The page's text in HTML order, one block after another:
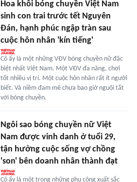
Hoa khôi bóng chuyền Việt Nam
sinh con trai trước tết Nguyên
Đán, hạnh phúc ngập tràn sau
cuộc hôn nhân 'kín tiếng'
Cô ấy là một những VĐV bóng chuyền nữ đặc
biệt nhất Việt Nam. Một VĐV đa năng, chơi
tốt nhiều vị trí. Một cuộc hôn nhân rất ít người
biết. Và niềm đam mê chưa bao giờ nguội tắt
với bóng chuyền.
Ngôi sao bóng chuyền nữ Việt
Nam được vinh danh ở tuổi 29,
tận hưởng cuộc sống vợ chồng
'son' bên doanh nhân thành đạt
Cô ấy là một trong những phụ công xuất sắc